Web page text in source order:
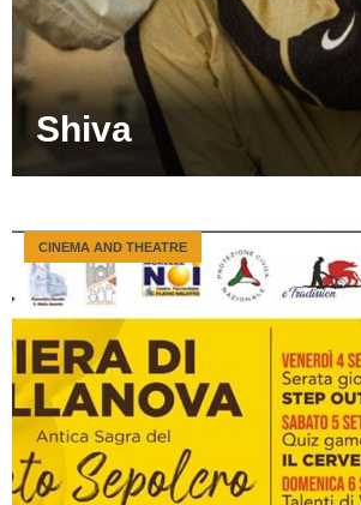
Shiva
CINEMA AND THEATRE